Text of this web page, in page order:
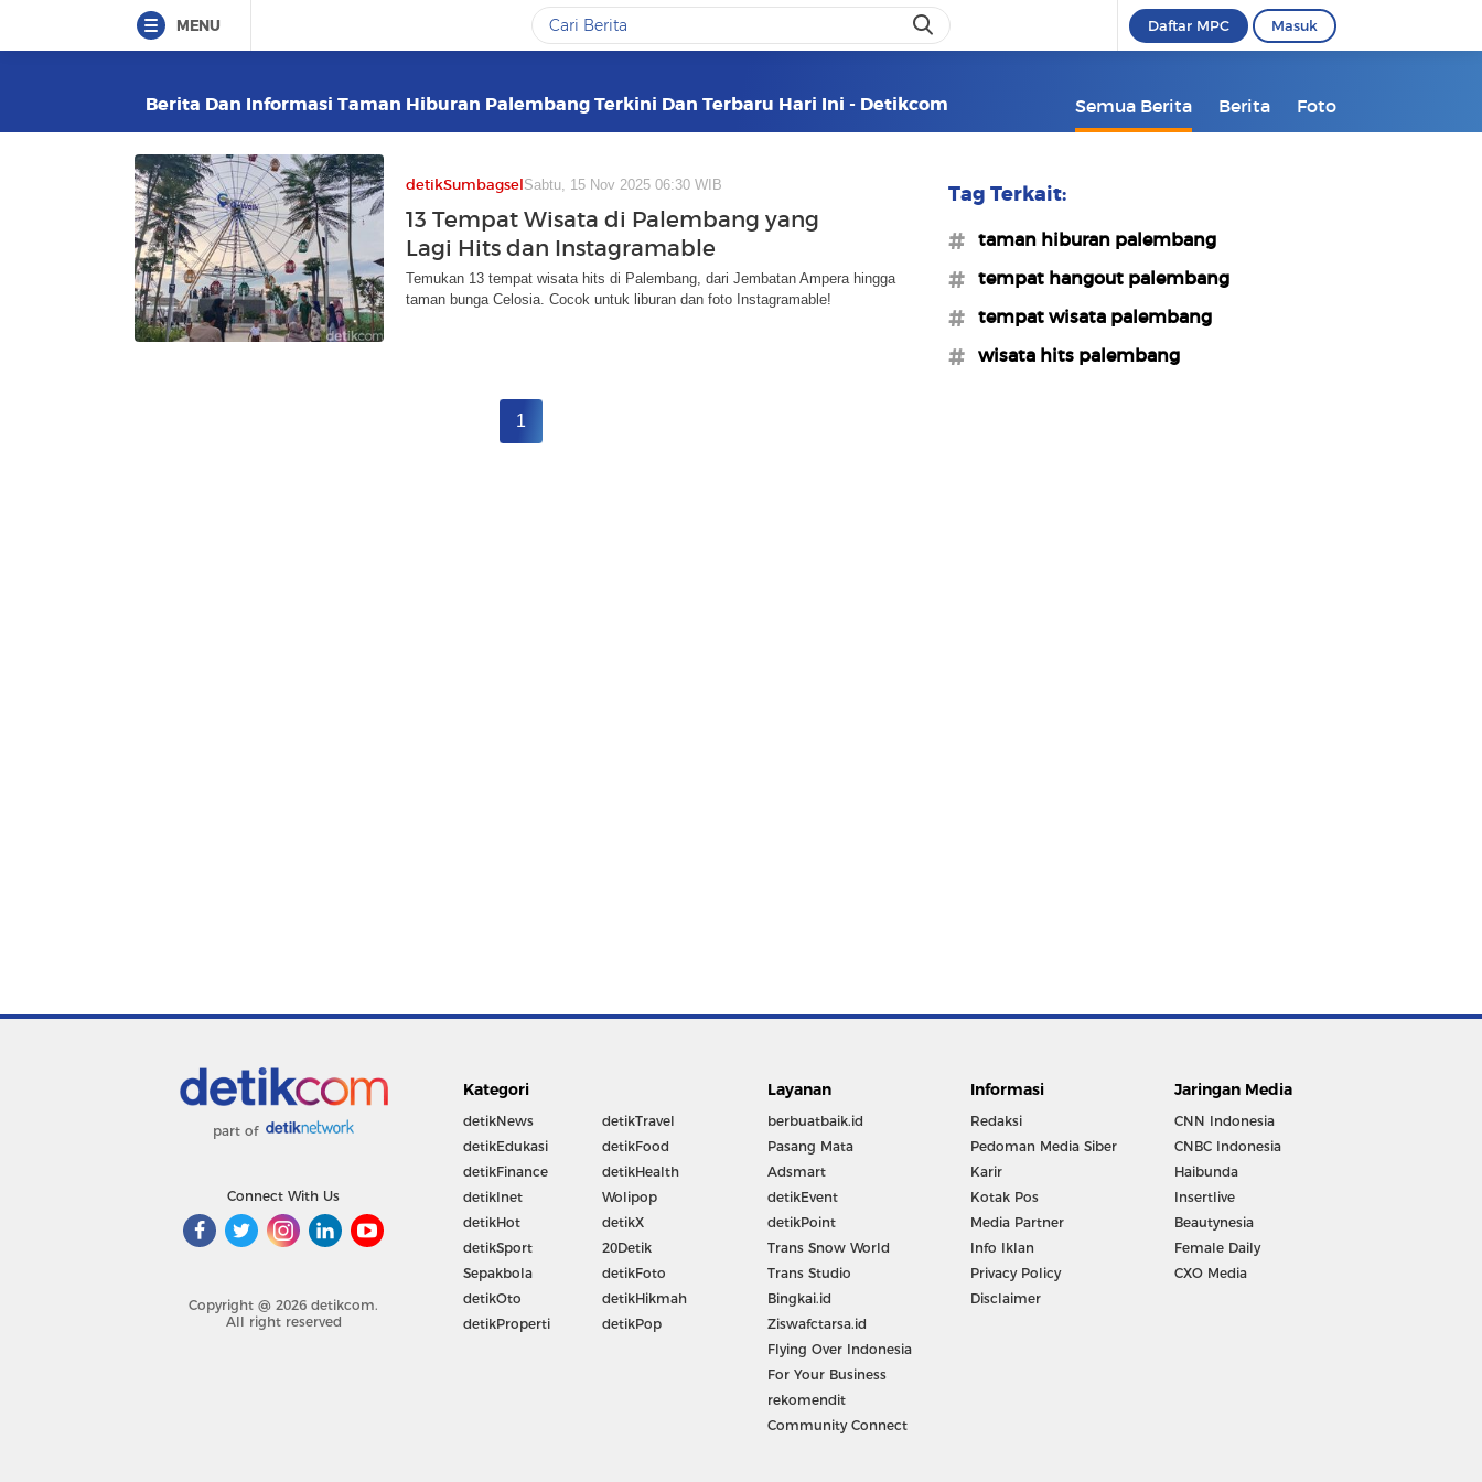
MENU Daftar MPC Masuk
Berita Dan Informasi Taman Hiburan Palembang Terkini Dan Terbaru Hari Ini - Detikcom Semua Berita Berita Foto
detikSumbagselSabtu, 15 Nov 2025 06:30 WIB
13 Tempat Wisata di Palembang yang
Lagi Hits dan Instagramable
Temukan 13 tempat wisata hits di Palembang, dari Jembatan Ampera hingga
taman bunga Celosia. Cocok untuk liburan dan foto Instagramable!
1
Tag Terkait:
#taman hiburan palembang
#tempat hangout palembang
#tempat wisata palembang
#wisata hits palembang
part of
Connect With Us
Copyright @ 2026 detikcom.
All right reserved
Kategori
detikNews
detikEdukasi
detikFinance
detikInet
detikHot
detikSport
Sepakbola
detikOto
detikProperti
detikTravel
detikFood
detikHealth
Wolipop
detikX
20Detik
detikFoto
detikHikmah
detikPop
Layanan
berbuatbaik.id
Pasang Mata
Adsmart
detikEvent
detikPoint
Trans Snow World
Trans Studio
Bingkai.id
Ziswafctarsa.id
Flying Over Indonesia
For Your Business
rekomendit
Community Connect
Informasi
Redaksi
Pedoman Media Siber
Karir
Kotak Pos
Media Partner
Info Iklan
Privacy Policy
Disclaimer
Jaringan Media
CNN Indonesia
CNBC Indonesia
Haibunda
Insertlive
Beautynesia
Female Daily
CXO Media